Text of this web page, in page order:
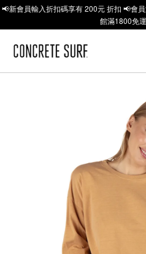
📢新會員輸入折扣碼享有 200元 折扣 📢會
館滿1800免